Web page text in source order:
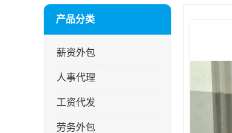
产品分类
薪资外包
人事代理
工资代发
劳务外包